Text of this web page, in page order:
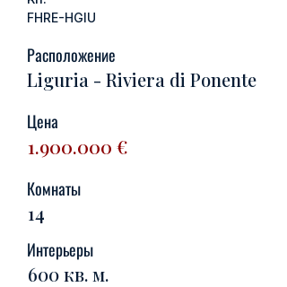
FHRE-HGIU
Расположение
Liguria - Riviera di Ponente
Цена
1.900.000 €
Комнаты
14
Интерьеры
600 кв. м.